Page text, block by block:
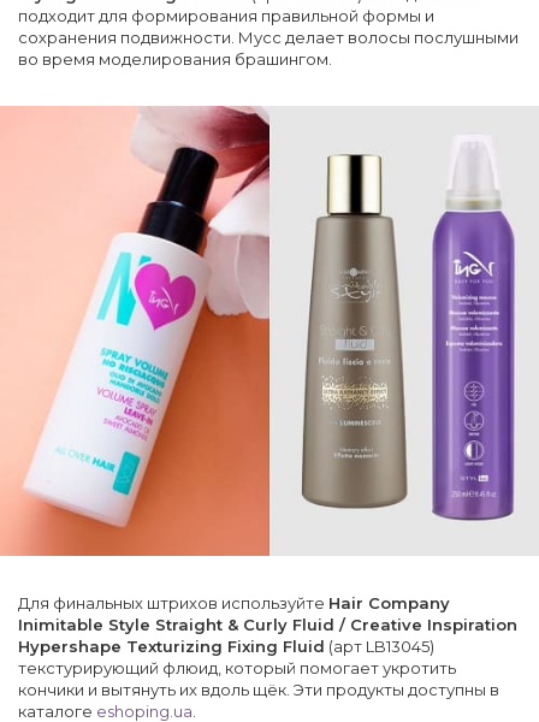
подходит для формирования правильной формы и
сохранения подвижности. Мусс делает волосы послушными
во время моделирования брашингом.
Для финальных штрихов используйте Hair Company
Inimitable Style Straight & Curly Fluid / Creative Inspiration
Hypershape Texturizing Fixing Fluid (арт LB13045)
текстурирующий флюид, который помогает укротить
кончики и вытянуть их вдоль щёк. Эти продукты доступны в
каталоге eshoping.ua